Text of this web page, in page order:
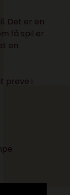
Det er en
få spil er
en
prøve i